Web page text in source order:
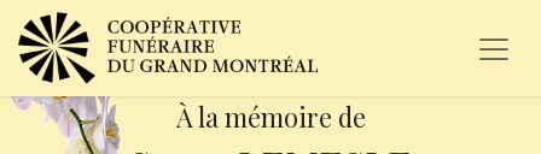
À la mémoire de